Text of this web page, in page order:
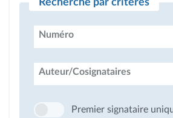
Recherche par critères
Numéro
Auteur/Cosignataires
Premier signataire